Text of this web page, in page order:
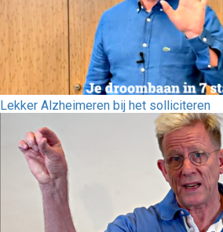
Lekker Alzheimeren bij het solliciteren